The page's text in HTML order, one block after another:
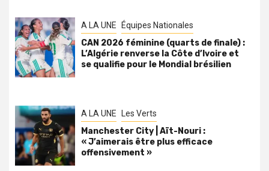
A LA UNE Équipes Nationales
CAN 2026 féminine (quarts de finale) :
L’Algérie renverse la Côte d’Ivoire et
se qualifie pour le Mondial brésilien
A LA UNE Les Verts
Manchester City | Aït-Nouri :
« J’aimerais être plus efficace
offensivement »